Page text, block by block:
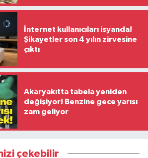
İnternet kullanıcıları isyanda!
Şikayetler son 4 yılın zirvesine
çıktı
Akaryakıtta tabela yeniden
değişiyor! Benzine gece yarısı
zam geliyor
çekebilir